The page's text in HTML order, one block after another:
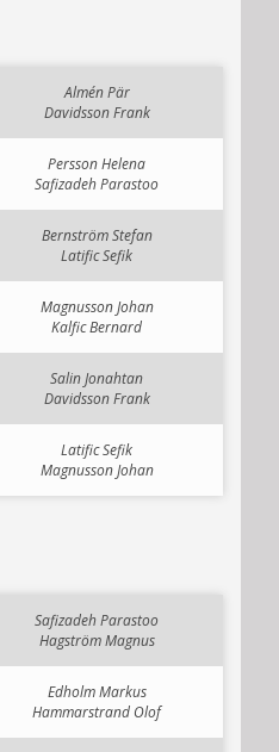
Almén Pär
Davidsson Frank
Persson Helena
Safizadeh Parastoo
Bernström Stefan
Latific Sefik
Magnusson Johan
Kalfic Bernard
Salin Jonahtan
Davidsson Frank
Latific Sefik
Magnusson Johan
Safizadeh Parastoo
Hagström Magnus
Edholm Markus
Hammarstrand Olof